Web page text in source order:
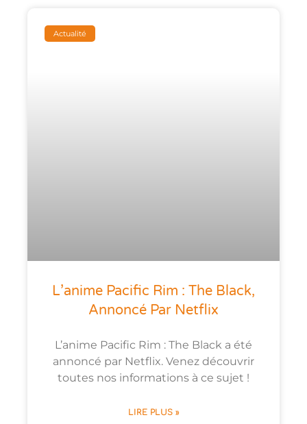
Actualité
L’anime Pacific Rim : The Black,
Annoncé Par Netflix
L’anime Pacific Rim : The Black a été
annoncé par Netflix. Venez découvrir
toutes nos informations à ce sujet !
LIRE PLUS »